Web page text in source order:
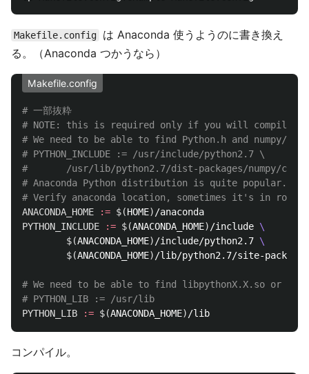
Makefile.config
は Anaconda 使うようのに書き換え
る。（Anaconda つかうなら）
Makefile.config
# 一部抜粋
# NOTE: this is required only if you will compile
# We need to be able to find Python.h and numpy/
# PYTHON_INCLUDE := /usr/include/python2.7 \
#		/usr/lib/python2.7/dist-packages/numpy/core/include
# Anaconda Python distribution is quite popular.
ANACONDA_HOME
:= $(HOME)
PYTHON_INCLUDE
:= $(ANACONDA_HOME) /include \
$(ANACONDA_HOME) /include/python2.7 \
$(ANACONDA_HOME) /lib/python2.7/site-
# We need to be able to find libpythonX.X.so or
PYTHON_LIB
:= $(ANACONDA_HOME)
コンパイル。